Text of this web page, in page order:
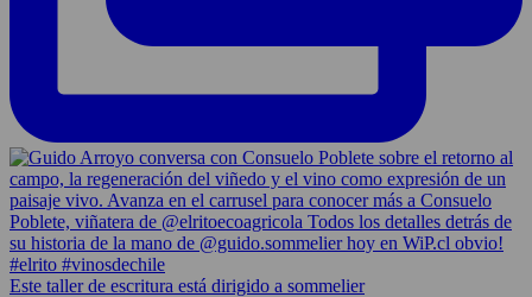
Este taller de escritura está dirigido a sommelier